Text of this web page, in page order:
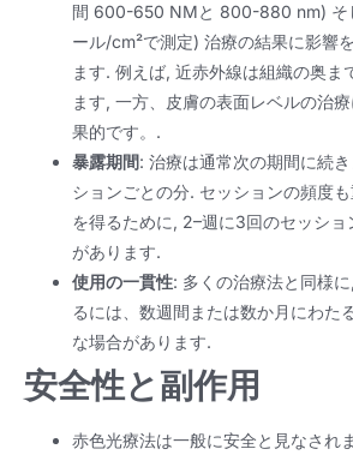
間 600-650 NMと 800-880 nm) そ
ール/cm²で測定) 治療の結果に影響
ます. 例えば, 近赤外線は組織の奥ま
ます, 一方、皮膚の表面レベルの治
果的です。.
暴露期間: 治療は通常次の期間に続
ションごとの分. セッションの頻度
を得るために, 2–週に3回のセッショ
があります.
使用の一貫性: 多くの治療法と同様
るには、数週間または数か月にわた
な場合があります.
安全性と副作用
赤色光療法は一般に安全と見なされ